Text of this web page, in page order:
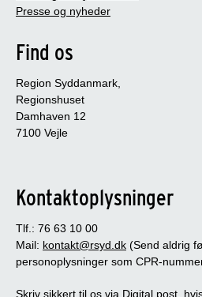
Presse og nyheder
Find os
Region Syddanmark,
Regionshuset
Damhaven 12
7100 Vejle
Kontaktoplysninger
Tlf.: 76 63 10 00
Mail: kontakt@rsyd.dk (Send aldrig
personoplysninger som CPR-
Skriv sikkert til os via Digital post,